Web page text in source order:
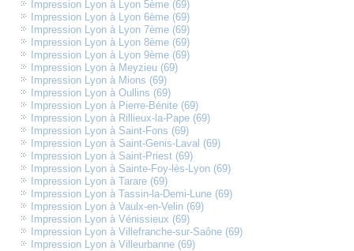
Impression Lyon à Lyon 5ème (69)
Impression Lyon à Lyon 6ème (69)
Impression Lyon à Lyon 7ème (69)
Impression Lyon à Lyon 8ème (69)
Impression Lyon à Lyon 9ème (69)
Impression Lyon à Meyzieu (69)
Impression Lyon à Mions (69)
Impression Lyon à Oullins (69)
Impression Lyon à Pierre-Bénite (69)
Impression Lyon à Rillieux-la-Pape (69)
Impression Lyon à Saint-Fons (69)
Impression Lyon à Saint-Genis-Laval (69)
Impression Lyon à Saint-Priest (69)
Impression Lyon à Sainte-Foy-lès-Lyon (69)
Impression Lyon à Tarare (69)
Impression Lyon à Tassin-la-Demi-Lune (69)
Impression Lyon à Vaulx-en-Velin (69)
Impression Lyon à Vénissieux (69)
Impression Lyon à Villefranche-sur-Saône (69)
Impression Lyon à Villeurbanne (69)